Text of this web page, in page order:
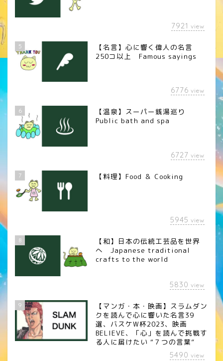
7921 view
5
【名言】心に響く偉人の名言
250コ以上 Famous sayings
6776 view
6
【温泉】スーパー銭湯巡り
Public bath and spa
6727 view
7 【料理】Food ＆ Cooking
5945 view
8
【和】日本の伝統工芸品を世界
へ Japanese traditional
crafts to the world
5830 view
9
【マンガ・本・映画】スラムダン
クを読んで心に響いた名言39
選、バスケW杯2023、映画
BELIEVE、「心」を読んで挑戦す
る人に届けたい “７つの言葉”
5490 view